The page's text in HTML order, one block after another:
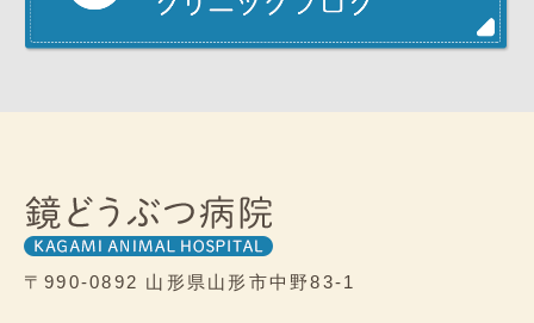
〒990-0892 山形県山形市中野83-1